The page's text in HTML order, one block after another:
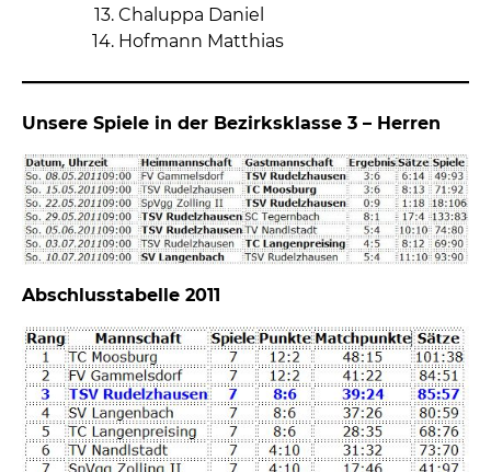
Chaluppa Daniel
Hofmann Matthias
Unsere Spiele in der Bezirksklasse 3 – Herren
Abschlusstabelle 2011